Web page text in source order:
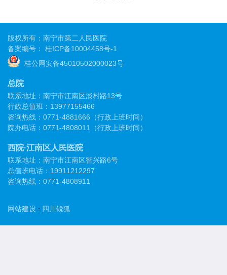
版权所有：南宁市第二人民医院
备案编号：
桂ICP备10004458号-1
桂公网安备45010502000023号
总院
联系地址：南宁市江南区淡村路13号
行政总值班：13977155466
咨询热线：0771-4881666（行政上班时间）
院办电话：0771-4808011（行政上班时间）
西院·江南区人民医院
联系地址：南宁市江南区智兴路6号
总值班电话：19911212297
咨询热线：0771-4808911
网站建设 ： 四川锐狐